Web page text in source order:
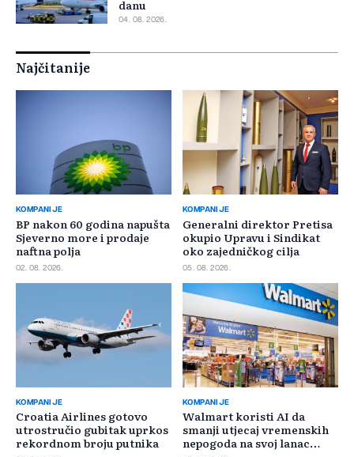
danu
04. 08. 2026.
Najčitanije
KOMPANIJE
BP nakon 60 godina napušta
Sjeverno more i prodaje
naftna polja
02. 08. 2026.
KOMPANIJE
Generalni direktor Pretisa
okupio Upravu i Sindikat
oko zajedničkog cilja
05. 08. 2026.
KOMPANIJE
Croatia Airlines gotovo
utrostručio gubitak uprkos
rekordnom broju putnika
KOMPANIJE
Walmart koristi AI da
smanji utjecaj vremenskih
nepogoda na svoj lanac